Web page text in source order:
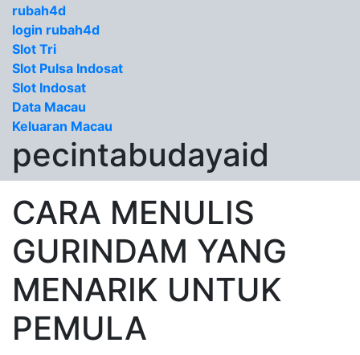
rubah4d
login rubah4d
Slot Tri
Slot Pulsa Indosat
Slot Indosat
Data Macau
Keluaran Macau
pecintabudayaid
CARA MENULIS
GURINDAM YANG
MENARIK UNTUK
PEMULA